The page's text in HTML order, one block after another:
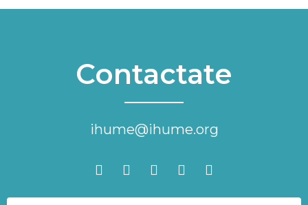
Contactate
ihume@ihume.org